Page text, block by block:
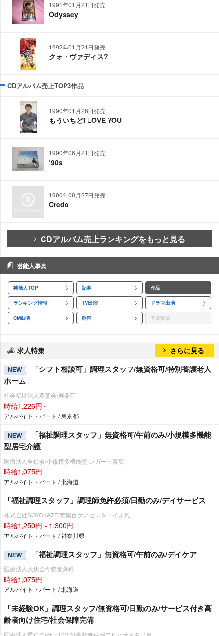
1991年01月21日発売
Odyssey
1992年01月21日発売
クォ・ヴァディス?
CDアルバム売上TOP3作品
1990年01月26日発売
もういちどI LOVE YOU
1990年06月21日発売
’90s
1990年09月27日発売
Credo
CDアルバム売上ランキングをもっと見る
芸能人事典
芸能人TOP 記事 作品
ランキング情報 TV出演 ドラマ出演
CM出演 歌詞 音楽配信
求人特集 さらに見る
NEW
「シフト相談可」調理スタッフ/無資格可/特別養護老人
ホーム
社会福祉法人双葉会/寿楽荘
時給1,226円～
アルバイト・パート / 東京都
NEW
「福祉調理スタッフ」無資格可/午前のみ/小規模多機能
型居宅介護
医療法人重仁会/小規模多機能型 レガート青葉
時給1,075円
アルバイト・パート / 北海道
「福祉調理スタッフ」調理師免許必須/日勤のみ/デイサービス
株式会社SOYOKAZE/青葉台ケアセンターそよ風
時給1,250円～1,300円
アルバイト・パート / 神奈川県
NEW 「福祉調理スタッフ」無資格可/午前のみ/デイケア
医療法人大庚会今整形外科
時給1,075円
アルバイト・パート / 北海道
「未経験OK」調理スタッフ/無資格可/日勤のみ/サービス付き高
齢者向け住宅/社会保障完備